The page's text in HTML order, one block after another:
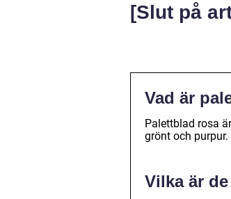
[Slut på
Vad är
Palettblad rosa
grönt och
Vilka är